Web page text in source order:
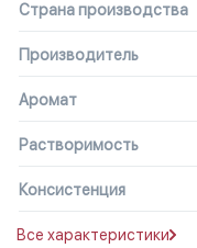
Страна производства
Производитель
Аромат
Растворимость
Консистенция
Все характеристики